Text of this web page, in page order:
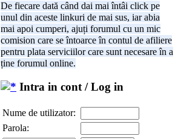
De fiecare dată când dai mai întâi click pe
unul din aceste linkuri de mai sus, iar abia
mai apoi cumperi, ajuți forumul cu un mic
comision care se întoarce în contul de afiliere
pentru plata serviciilor care sunt necesare în a
ține forumul online.
Intra in cont / Log in
Nume de utilizator:
Parola: